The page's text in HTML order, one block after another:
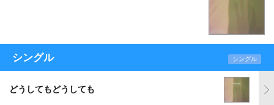
シングル シングル
どうしてもどうしても